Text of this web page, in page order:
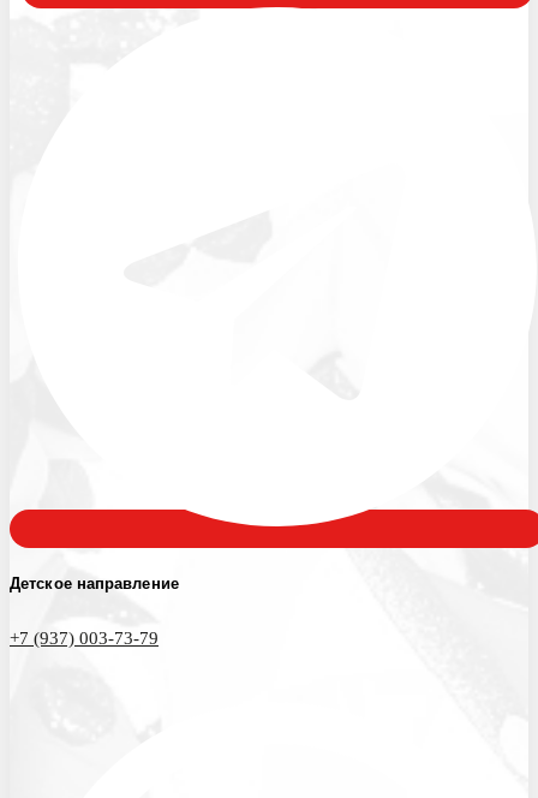
Детское направление
+7 (937) 003-73-79